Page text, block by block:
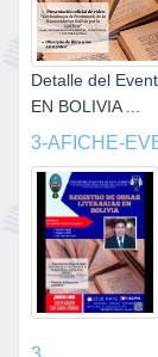
Detalle del
EN BOLIVIA ...
3-AFICHE-